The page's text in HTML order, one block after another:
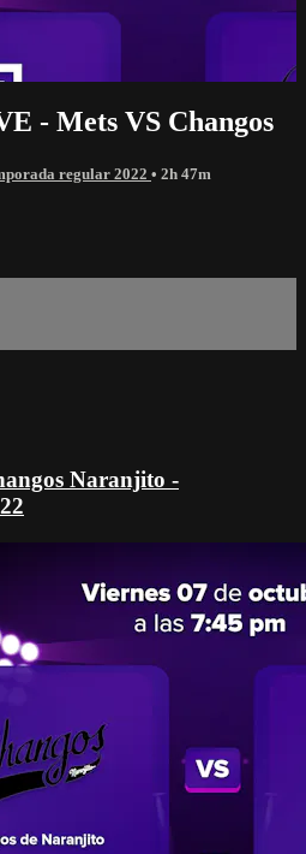
- Mets VS Changos
regular 2022 • 2h 47m
Naranjito -